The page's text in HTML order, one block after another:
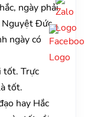
ngày phải
Đức,
ngày có
tốt. Trực
tốt.
hay Hắc